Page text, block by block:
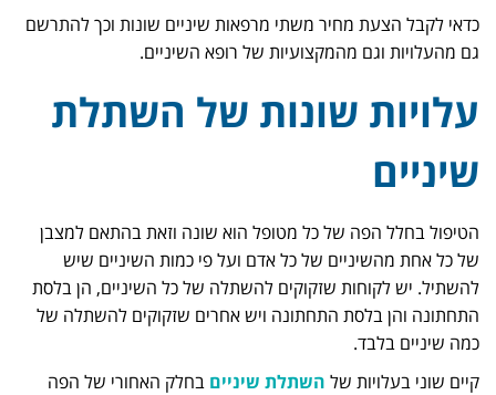
כדאי לקבל הצעת מחיר משתי מרפאות שיניים שונות וכך להתרשם
גם מהעלויות וגם מהמקצועיות של רופא השיניים.
עלויות שונות של השתלת
שיניים
הטיפול בחלל הפה של כל מטופל הוא שונה וזאת בהתאם למצבן
של כל אחת מהשיניים של כל אדם ועל פי כמות השיניים שיש
להשתיל. יש לקוחות שזקוקים להשתלה של כל השיניים, הן בלסת
התחתונה והן בלסת התחתונה ויש אחרים שזקוקים להשתלה של
כמה שיניים בלבד.
קיים שוני בעלויות של השתלת שיניים בחלק האחורי של הפה